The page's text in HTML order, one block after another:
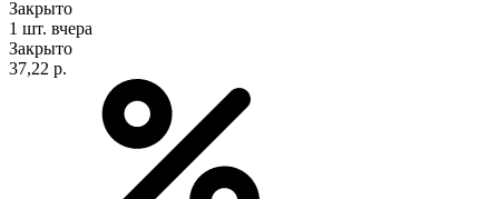
Закрыто
1 шт. вчера
Закрыто
37,22 р.